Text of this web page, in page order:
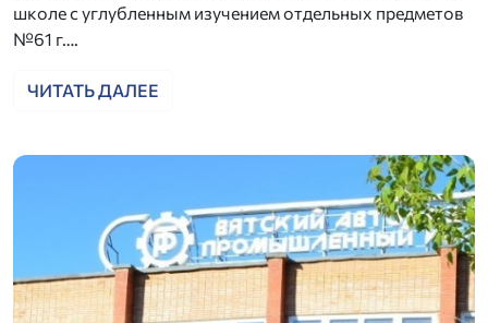
школе с углубленным изучением отдельных предметов
№61 г….
ЧИТАТЬ ДАЛЕЕ